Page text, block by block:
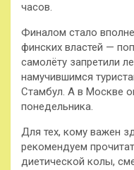
часов.
Финалом стало
финских властей —
самолёту запретили
намучившимся
Стамбул. А в Москве
понедельника.
Для тех, кому важен
рекомендуем
диетической колы,